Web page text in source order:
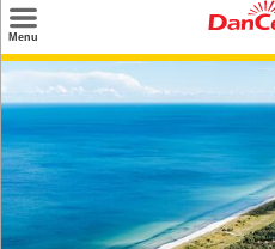
Menu
Zoeken
Informatie over
Service